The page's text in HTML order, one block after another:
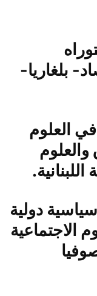
بلغاريا-
العلوم
دولية
الاجتماعية